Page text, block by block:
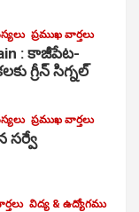
ప్రముఖ వార్తలు
: కాజీపేట-
గ్రీన్ సిగ్నల్
ప్రముఖ వార్తలు
సర్వే
విద్య & ఉద్యోగము